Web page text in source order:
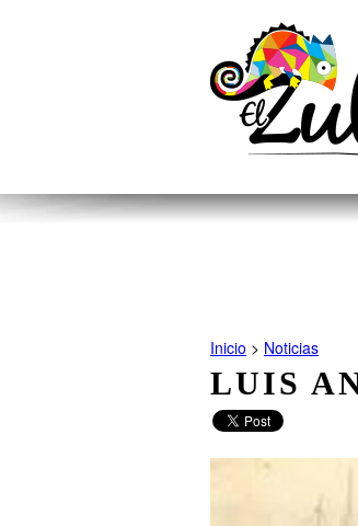
Inicio > Noticias
LUIS